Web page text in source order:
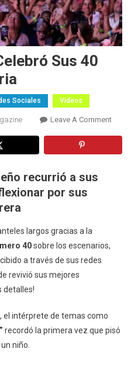
Sus 40
Sociales Videos
Leave A CommentOn
recurrió a sus
por sus
largos gracias a la
40sobre los escenarios,
a través de sus redes
revivió sus mejores
detalles!
el intérprete de temas como
recordó la primera vez que pisó
niño.